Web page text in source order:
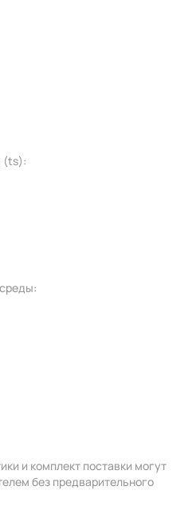
(ts):
и комплект поставки могут
без предварительного